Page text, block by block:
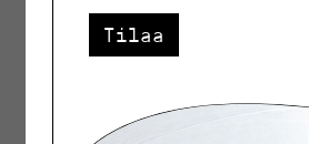
Tilaa